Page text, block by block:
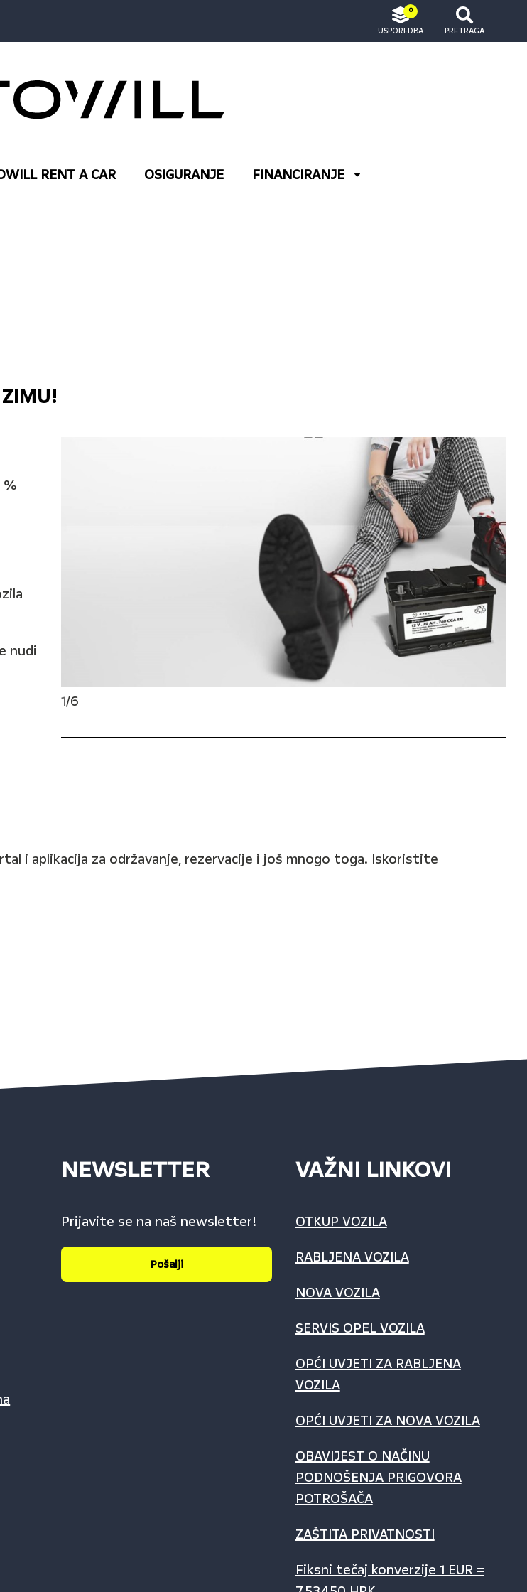
0
USPOREDBA PRETRAGA
RENT A CAR OSIGURANJE
FINANCIRANJE
1/6
%
nudi
i aplikacija za održavanje, rezervacije i još mnogo toga. Iskoristite
NEWSLETTER
Prijavite se na naš newsletter!
Pošalji
VAŽNI LINKOVI
OTKUP VOZILA
RABLJENA VOZILA
NOVA VOZILA
SERVIS OPEL VOZILA
OPĆI UVJETI ZA RABLJENA
VOZILA
OPĆI UVJETI ZA NOVA VOZILA
OBAVIJEST O NAČINU
PODNOŠENJA PRIGOVORA
POTROŠAČA
ZAŠTITA PRIVATNOSTI
Fiksni tečaj konverzije 1 EUR =